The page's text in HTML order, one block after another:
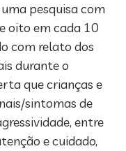
pesquisa com
oito em cada 10
com relato dos
durante o
que crianças e
sintomas de
entre
e cuidado,